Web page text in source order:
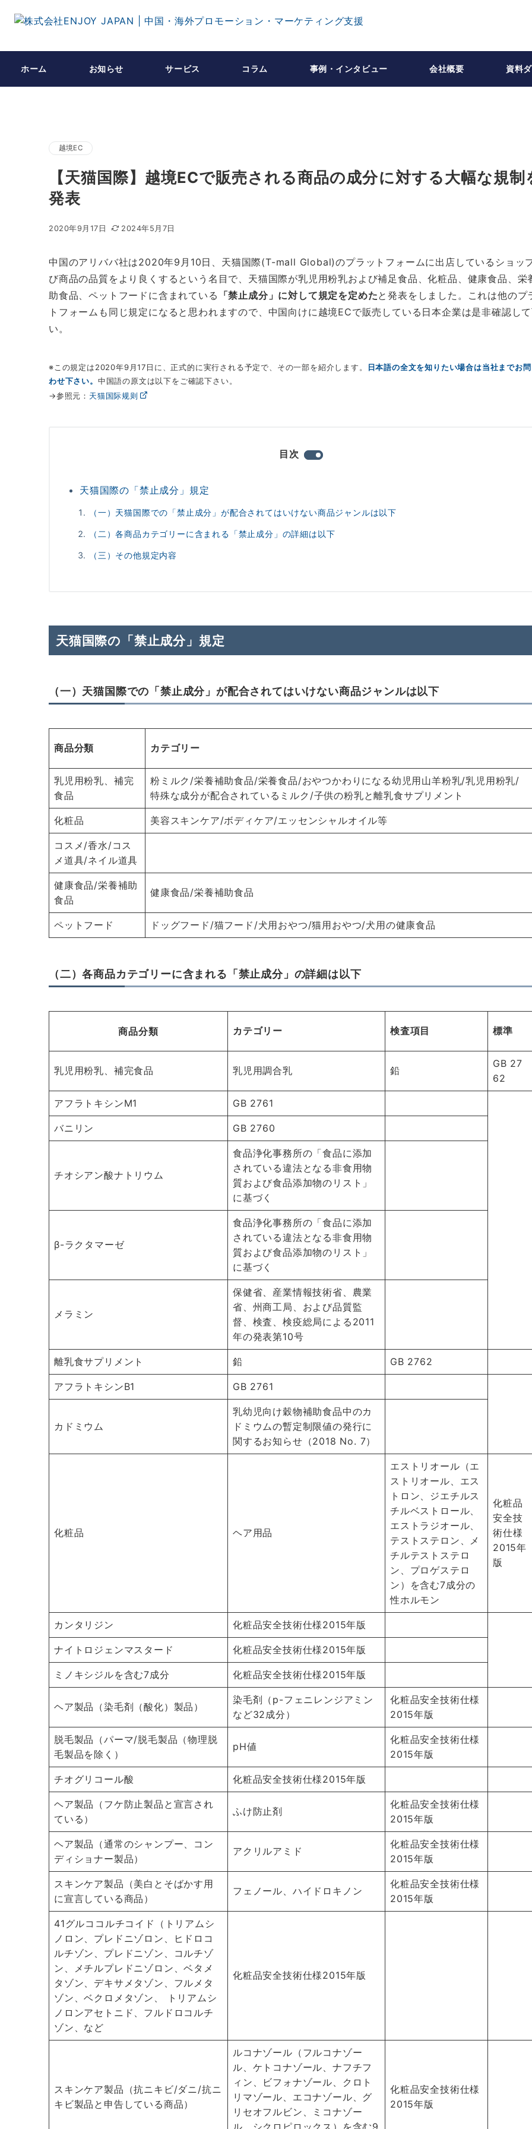
ホーム お知らせ サービス コラム 事例・インタビュー 会社概要 資料
越境EC
【天猫国際】越境ECで販売される商品の成分に対する大幅な規制
発表
2020年9月17日 2024年5月7日
中国のアリババ社は2020年9月10日、天猫国際(T-mall Global)のプラットフォームに出店しているショッ
び商品の品質をより良くするという名目で、天猫国際が乳児用粉乳および補足食品、化粧品、健康食品、栄
助食品、ペットフードに含まれている 「禁止成分」に対して規定を定めたと発表をしました。これは他のプ
トフォームも同じ規定になると思われますので、中国向けに越境ECで販売している日本企業は是非確認し
い。
※この規定は2020年9月17日に、正式的に実行される予定で、その一部を紹介します。
日本語の全文を知りたい場合は当社までお
わせ下さい。 中国語の原文は以下をご確認下さい。
→参照元： 天猫国际规则
目次
天猫国際の「禁止成分」規定
（一）天猫国際での「禁止成分」が配合されてはいけない商品ジャンルは以下
（二）各商品カテゴリーに含まれる「禁止成分」の詳細は以下
（三）その他規定内容
天猫国際の「禁止成分」規定
（一）天猫国際での「禁止成分」が配合されてはいけない商品ジャンルは以下
商品分類 カテゴリー
乳児用粉乳、補完
食品
粉ミルク/栄養補助食品/栄養食品/おやつかわりになる幼児用山羊粉乳/乳児用粉乳/
特殊な成分が配合されているミルク/子供の粉乳と離乳食サプリメント
化粧品 美容スキンケア/ボディケア/エッセンシャルオイル等
コスメ/香水/コス
メ道具/ネイル道具
健康食品/栄養補助
食品
健康食品/栄養補助食品
ペットフード ドッグフード/猫フード/犬用おやつ/猫用おやつ/犬用の健康食品
（二）各商品カテゴリーに含まれる「禁止成分」の詳細は以下
商品分類 カテゴリー 検査項目 標準
乳児用粉乳、補完食品 乳児用調合乳 鉛
GB 27
62
アフラトキシンM1 GB 2761
バニリン GB 2760
チオシアン酸ナトリウム
食品浄化事務所の「食品に添加
されている違法となる非食用物
質および食品添加物のリスト」
に基づく
β-ラクタマーゼ
食品浄化事務所の「食品に添加
されている違法となる非食用物
質および食品添加物のリスト」
に基づく
メラミン
保健省、産業情報技術省、農業
省、州商工局、および品質監
督、検査、検疫総局による2011
年の発表第10号
離乳食サプリメント 鉛 GB 2762
アフラトキシンB1 GB 2761
カドミウム
乳幼児向け穀物補助食品中のカ
ドミウムの暫定制限値の発行に
関するお知らせ（2018 No. 7）
化粧品 ヘア用品
エストリオール（エ
ストリオール、エス
トロン、ジエチルス
チルベストロール、
エストラジオール、
テストステロン、メ
チルテストステロ
ン、プロゲステロ
ン）を含む7成分の
性ホルモン
化粧品
安全技
術仕様
2015年
版
カンタリジン 化粧品安全技術仕様2015年版
ナイトロジェンマスタード 化粧品安全技術仕様2015年版
ミノキシジルを含む7成分 化粧品安全技術仕様2015年版
ヘア製品（染毛剤（酸化）製品）
染毛剤（p-フェニレンジアミン
など32成分）
化粧品安全技術仕様
2015年版
脱毛製品（パーマ/脱毛製品（物理脱
毛製品を除く）
pH値
化粧品安全技術仕様
2015年版
チオグリコール酸 化粧品安全技術仕様2015年版
ヘア製品（フケ防止製品と宣言され
ている）
ふけ防止剤
化粧品安全技術仕様
2015年版
ヘア製品（通常のシャンプー、コン
ディショナー製品）
アクリルアミド
化粧品安全技術仕様
2015年版
スキンケア製品（美白とそばかす用
に宣言している商品）
フェノール、ハイドロキノン
化粧品安全技術仕様
2015年版
41グルココルチコイド（トリアムシ
ノロン、プレドニゾロン、ヒドロコ
ルチゾン、プレドニゾン、コルチゾ
ン、メチルプレドニゾロン、ベタメ
タゾン、デキサメタゾン、フルメタ
ゾン、ベクロメタゾン、 トリアムシ
ノロンアセトニド、フルドロコルチ
ゾン、など
化粧品安全技術仕様2015年版
スキンケア製品（抗ニキビ/ダニ/抗ニ
キビ製品と申告している商品）
ルコナゾール（フルコナゾー
ル、ケトコナゾール、ナフチフ
ィン、ビフォナゾール、クロト
リマゾール、エコナゾール、グ
リセオフルビン、ミコナゾー
ル、シクロピロックス）を含む9
化粧品安全技術仕様
2015年版